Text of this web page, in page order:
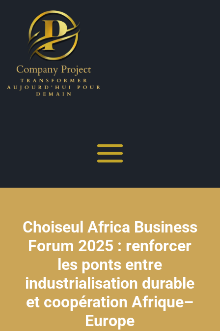
Choiseul Africa Business
Forum 2025 : renforcer
les ponts entre
industrialisation durable
et coopération Afrique–
Europe